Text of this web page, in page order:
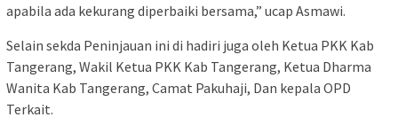
apabila ada kekurang diperbaiki bersama,” ucap Asmawi.
Selain sekda Peninjauan ini di hadiri juga oleh Ketua PKK Kab
Tangerang, Wakil Ketua PKK Kab Tangerang, Ketua Dharma
Wanita Kab Tangerang, Camat Pakuhaji, Dan kepala OPD
Terkait.